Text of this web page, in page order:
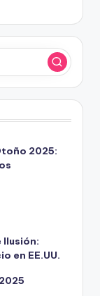
2025:
Ilusión:
en EE.UU.